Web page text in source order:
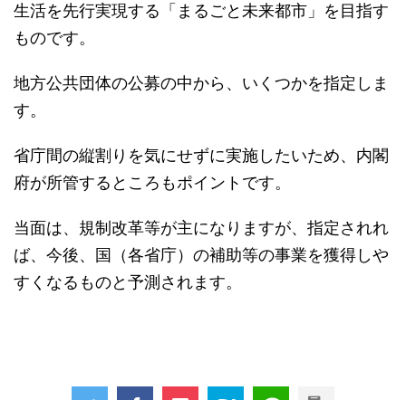
生活を先行実現する「まるごと未来都市」を目指す
ものです。
地方公共団体の公募の中から、いくつかを指定しま
す。
省庁間の縦割りを気にせずに実施したいため、内閣
府が所管するところもポイントです。
当面は、規制改革等が主になりますが、指定されれ
ば、今後、国（各省庁）の補助等の事業を獲得しや
すくなるものと予測されます。